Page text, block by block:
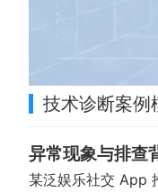
技术诊断案例
异常现象与排查
某泛娱乐社交 App